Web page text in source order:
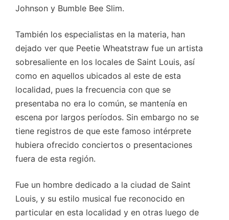
Johnson y Bumble Bee Slim.
También los especialistas en la materia, han
dejado ver que Peetie Wheatstraw fue un artista
sobresaliente en los locales de Saint Louis, así
como en aquellos ubicados al este de esta
localidad, pues la frecuencia con que se
presentaba no era lo común, se mantenía en
escena por largos períodos. Sin embargo no se
tiene registros de que este famoso intérprete
hubiera ofrecido conciertos o presentaciones
fuera de esta región.
Fue un hombre dedicado a la ciudad de Saint
Louis, y su estilo musical fue reconocido en
particular en esta localidad y en otras luego de